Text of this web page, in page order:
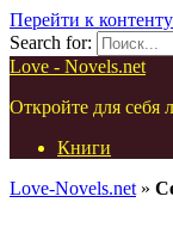
Перейти к контенту
Search for:
Love - Novels.net
Откройте для себя
Книги
Love-Novels.net »